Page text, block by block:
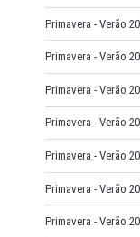
Primavera - Verão
Primavera - Verão
Primavera - Verão
Primavera - Verão
Primavera - Verão
Primavera - Verão
Primavera - Verão